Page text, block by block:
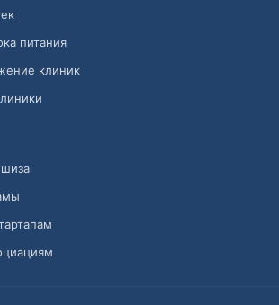
питания
клиник